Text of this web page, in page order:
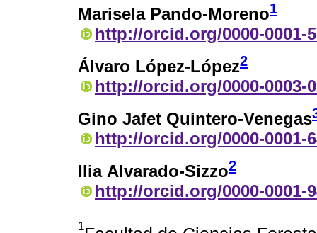
Marisela Pando-Moreno1
http://orcid.org/0000-0001-
Álvaro López-López2
http://orcid.org/0000-0003-
Gino Jafet Quintero-Venegas
http://orcid.org/0000-0001-
Ilia Alvarado-Sizzo2
http://orcid.org/0000-0001-
1